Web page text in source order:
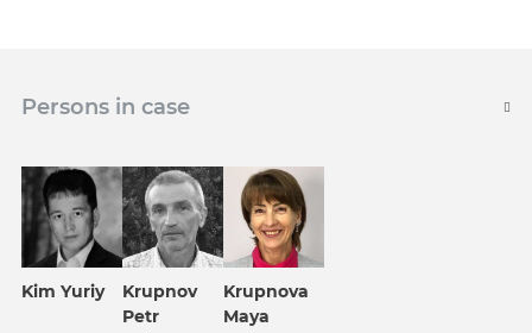
Persons in case
Kim Yuriy
Krupnov
Petr
Krupnova
Maya